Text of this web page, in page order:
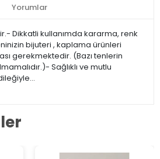
Yorumlar
Dikkatli kullanımda kararma, renk
bijuteri , kaplama ürünleri
gerekmektedir. (Bazı tenlerin
Sağlıklı ve mutlu